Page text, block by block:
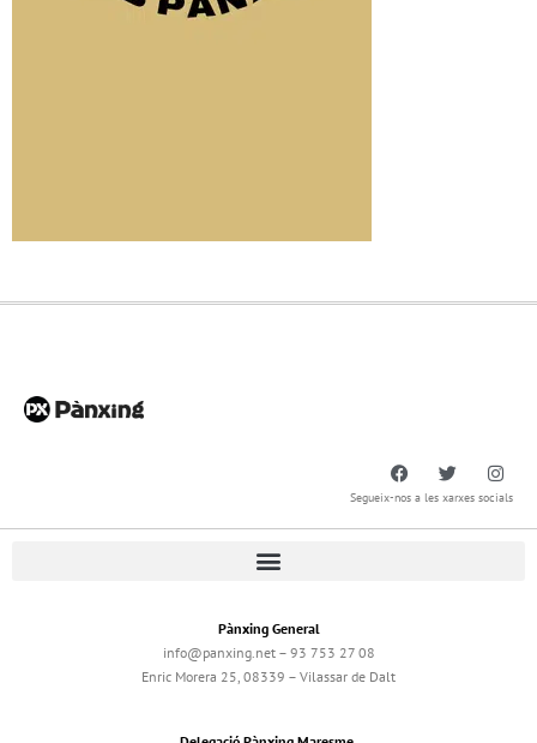
Segueix-nos a les xarxes socials
Pànxing General
info@panxing.net – 93 753 27 08
Enric Morera 25, 08339 – Vilassar de Dalt